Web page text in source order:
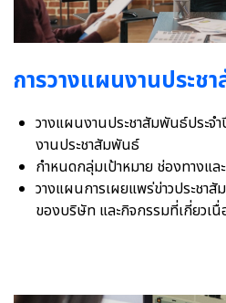
การวางแผนงานประช
วางแผนงานประชาสัมพันธ์ประจำ
งานประชาสัมพันธ์
กำหนดกลุ่มเป้าหมาย ช่องทางแล
วางแผนการเผยแพร่ข่าวประช
ของบริษัท และกิจกรรมที่เกี่ยว